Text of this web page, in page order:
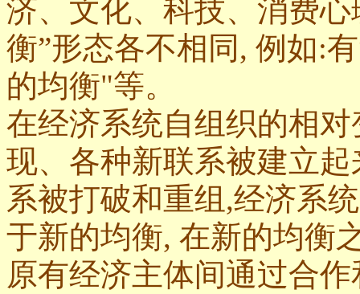
济、文化、科技、消费
衡”形态各不相同, 例如:
的均衡"等。
在经济系统自组织的相
现、各种新联系被建立
系被打破和重组,经济系
于新的均衡, 在新的均衡
原有经济主体间通过合